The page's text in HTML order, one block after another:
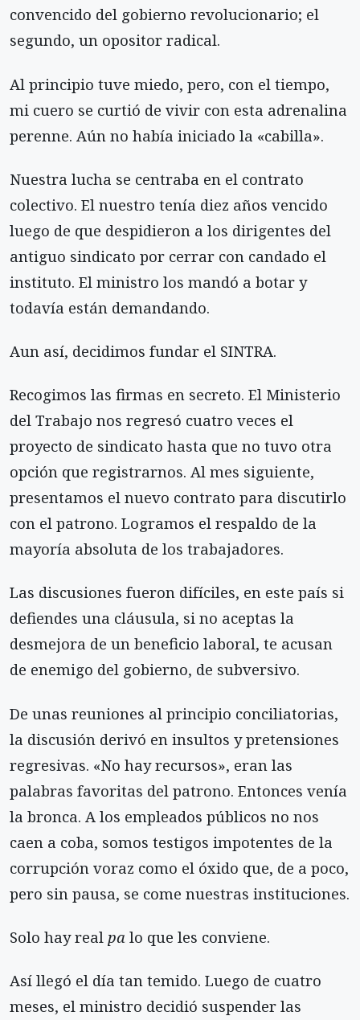
convencido del gobierno revolucionario; el
segundo, un opositor radical.
Al principio tuve miedo, pero, con el tiempo,
mi cuero se curtió de vivir con esta adrenalina
perenne. Aún no había iniciado la «cabilla».
Nuestra lucha se centraba en el contrato
colectivo. El nuestro tenía diez años vencido
luego de que despidieron a los dirigentes del
antiguo sindicato por cerrar con candado el
instituto. El ministro los mandó a botar y
todavía están demandando.
Aun así, decidimos fundar el SINTRA.
Recogimos las firmas en secreto. El Ministerio
del Trabajo nos regresó cuatro veces el
proyecto de sindicato hasta que no tuvo otra
opción que registrarnos. Al mes siguiente,
presentamos el nuevo contrato para discutirlo
con el patrono. Logramos el respaldo de la
mayoría absoluta de los trabajadores.
Las discusiones fueron difíciles, en este país si
defiendes una cláusula, si no aceptas la
desmejora de un beneficio laboral, te acusan
de enemigo del gobierno, de subversivo.
De unas reuniones al principio conciliatorias,
la discusión derivó en insultos y pretensiones
regresivas. «No hay recursos», eran las
palabras favoritas del patrono. Entonces venía
la bronca. A los empleados públicos no nos
caen a coba, somos testigos impotentes de la
corrupción voraz como el óxido que, de a poco,
pero sin pausa, se come nuestras instituciones.
Solo hay real pa lo que les conviene.
Así llegó el día tan temido. Luego de cuatro
meses, el ministro decidió suspender las